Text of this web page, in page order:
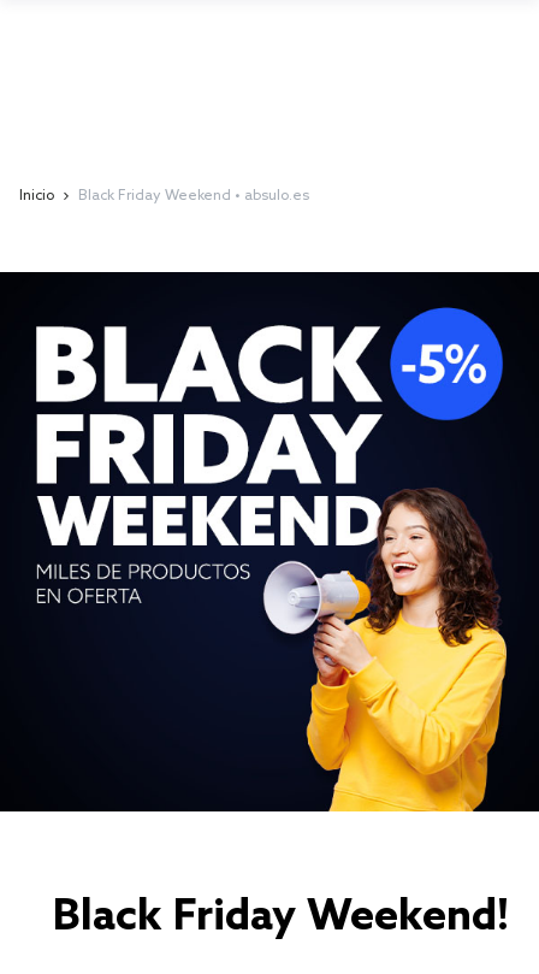
Inicio Black Friday Weekend • absulo.es
Black Friday Weekend!